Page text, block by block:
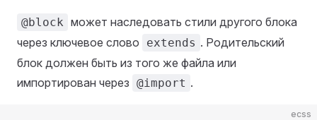
@block может наследовать стили другого блока
через ключевое слово
extends . Родительский
блок должен быть из того же файла или
импортирован через @import .
ecss